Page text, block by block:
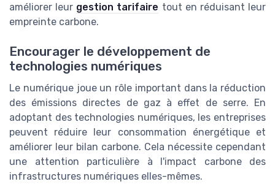
améliorer leur gestion tarifaire tout en réduisant leur
empreinte carbone.
Encourager le développement de
technologies numériques
Le numérique joue un rôle important dans la réduction
des émissions directes de gaz à effet de serre. En
adoptant des technologies numériques, les entreprises
peuvent réduire leur consommation énergétique et
améliorer leur bilan carbone. Cela nécessite cependant
une attention particulière à l'impact carbone des
infrastructures numériques elles-mêmes.